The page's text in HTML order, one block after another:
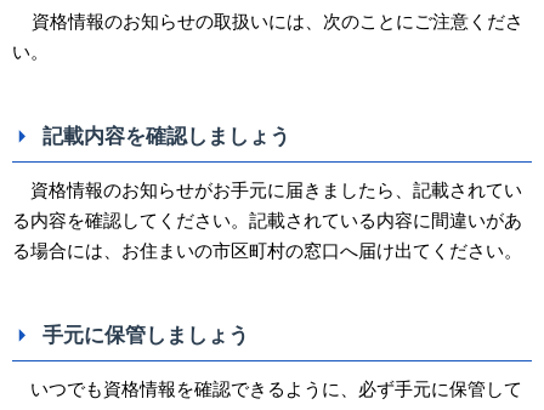
資格情報のお知らせの取扱いには、次のことにご注意くださ
い。
記載内容を確認しましょう
資格情報のお知らせがお手元に届きましたら、記載されてい
る内容を確認してください。記載されている内容に間違いがあ
る場合には、お住まいの市区町村の窓口へ届け出てください。
手元に保管しましょう
いつでも資格情報を確認できるように、必ず手元に保管して